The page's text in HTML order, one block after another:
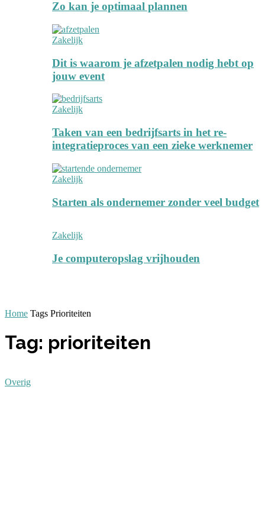
Zo kan je optimaal plannen
Zakelijk
Dit is waarom je afzetpalen nodig hebt op
jouw event
Zakelijk
Taken van een bedrijfsarts in het re-
integratieproces van een zieke werknemer
Zakelijk
Starten als ondernemer zonder veel budget
Zakelijk
Je computeropslag vrijhouden
Home Tags Prioriteiten
Tag: prioriteiten
Overig